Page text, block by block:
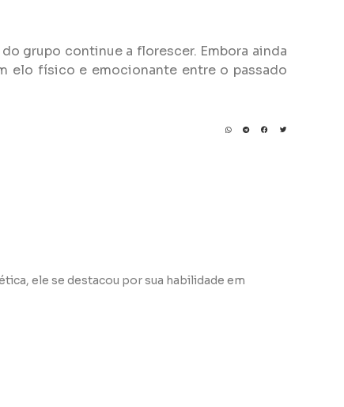
grupo continue a florescer. Embora ainda
elo físico e emocionante entre o passado
ele se destacou por sua habilidade em